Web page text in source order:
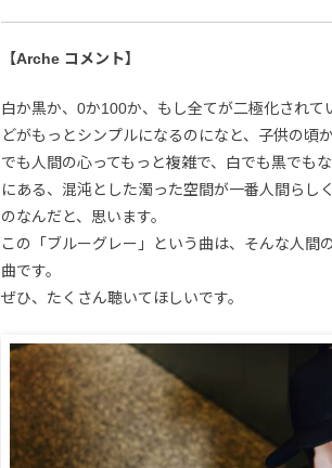
【Arche コメント】
白か黒か、0か100か、もし全てが二極化され
どがもっとシンプルになるのになと、子供の頃
でも人間の心ってもっと複雑で、白でも黒でも
にある、混沌とした濁った空間が一番人間らし
のなんだと、思います。
この「ブルーグレー」という曲は、そんな人間
曲です。
ぜひ、たくさん聴いてほしいです。